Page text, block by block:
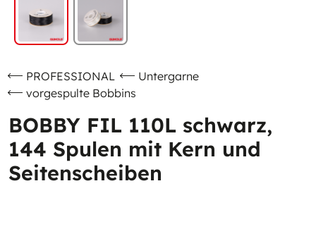
PROFESSIONAL
Untergarne
vorgespulte Bobbins
BOBBY FIL 110L schwarz,
144 Spulen mit Kern und
Seitenscheiben